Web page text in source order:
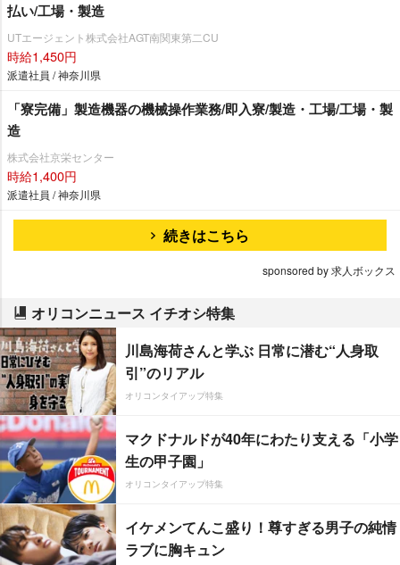
払い/工場・製造
UTエージェント株式会社AGT南関東第二CU
時給1,450円
派遣社員 / 神奈川県
「寮完備」製造機器の機械操作業務/即入寮/製造・工場/工場・製
造
株式会社京栄センター
時給1,400円
派遣社員 / 神奈川県
続きはこちら
sponsored by 求人ボックス
オリコンニュース イチオシ特集
川島海荷さんと学ぶ 日常に潜む“人身取
引”のリアル
オリコンタイアップ特集
マクドナルドが40年にわたり支える「小学
生の甲子園」
オリコンタイアップ特集
イケメンてんこ盛り！尊すぎる男子の純情
ラブに胸キュン